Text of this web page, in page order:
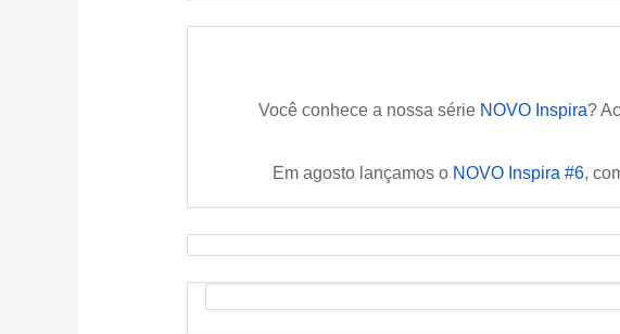
Você conhece a nossa série NOVO Inspira?
Em agosto lançamos o NOVO Inspira #6,